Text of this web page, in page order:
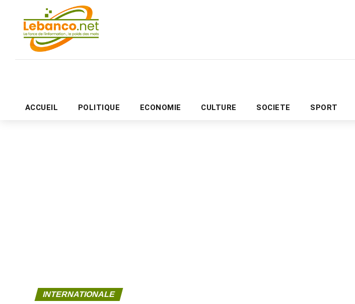
ACCUEIL POLITIQUE ECONOMIE CULTURE SOCIETE SPORTPUBLICITÉ
INTERNATIONALE